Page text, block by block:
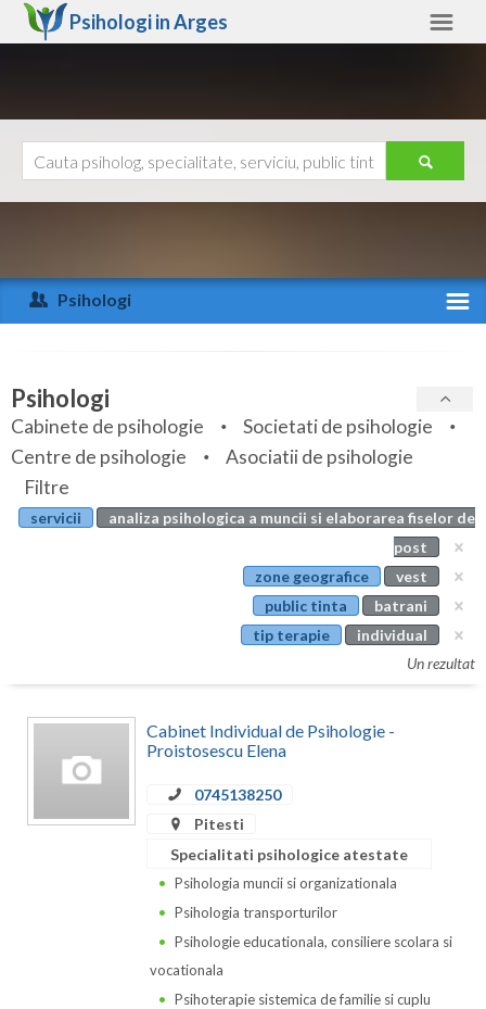
Psihologi inArges
Arad
Arges
Bihor
Bistrita-Nasaud
Botosani
Calarasi
Caras-Severin
Ajutor
Psihologi
Specialitati
Servicii
Articole
Evenimente
Psihologi
Cabinete de psihologie
Societati de psihologie
Centre de psihologie
Asociatii de psihologie
Filtre
servicii
analiza psihologica a muncii si elaborarea fiselor de
post
zone geografice
vest
public tinta
batrani
tip terapie
individual
Un rezultat
Cabinet Individual de Psihologie -
Proistosescu Elena
0745138250
Pitesti
Specialitati psihologice atestate
Psihologia muncii si organizationala
Psihologia transporturilor
Psihologie educationala, consiliere scolara si
vocationala
Psihoterapie sistemica de familie si cuplu